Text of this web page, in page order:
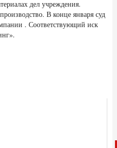
дел учреждения.
В конце января суд
. Соответствующий иск